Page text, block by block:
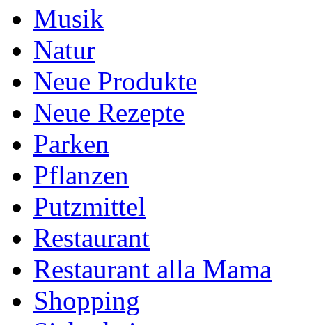
Musik
Natur
Neue Produkte
Neue Rezepte
Parken
Pflanzen
Putzmittel
Restaurant
Restaurant alla Mama
Shopping